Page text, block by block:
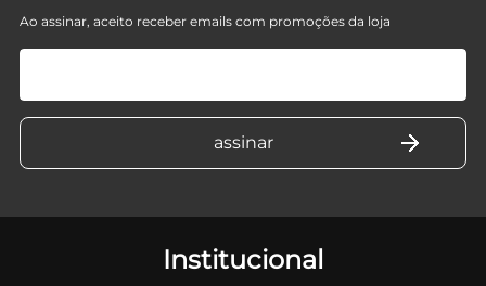
Ao assinar, aceito receber emails com promoções da loja
Institucional